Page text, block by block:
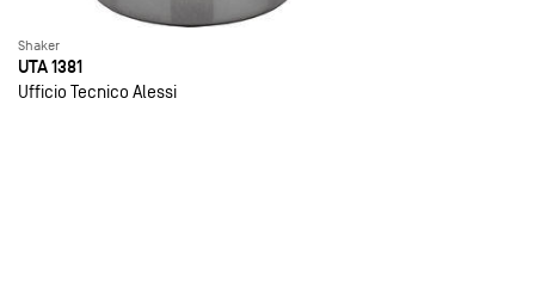
Shaker
UTA 1381
Ufficio Tecnico Alessi